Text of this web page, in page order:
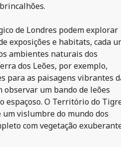
de Londres podem explorar
exposições e habitats, cada
ambientes naturais dos
dos Leões, por exemplo,
para as paisagens vibrantes
observar um bando de leões
espaçoso. O Território do
vislumbre do mundo dos
com vegetação